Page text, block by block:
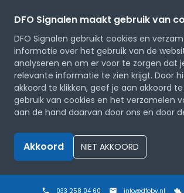
DFO Signalen maakt gebruik van
DFO Signalen gebruikt cookies en
informatie over het gebruik van de
analyseren en om er voor te zorgen dat
relevante informatie te zien krijgt. Door
akkoord te klikken, geef je aan akkoord
gebruik van cookies en het verzamelen
aan de hand daarvan door ons en door
Akkoord NIET AKKOORD
033 258 04 60 info@dfobv.nl